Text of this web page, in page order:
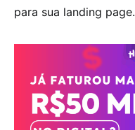
para sua landing page.